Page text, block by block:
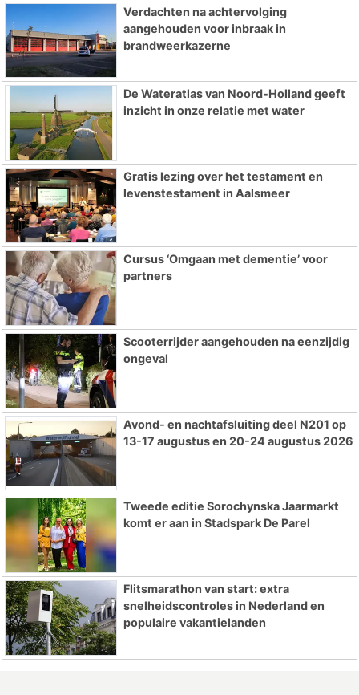
Verdachten na achtervolging
aangehouden voor inbraak in
brandweerkazerne
De Wateratlas van Noord-Holland geeft
inzicht in onze relatie met water
Gratis lezing over het testament en
levenstestament in Aalsmeer
Cursus ‘Omgaan met dementie’ voor
partners
Scooterrijder aangehouden na eenzijdig
ongeval
Avond- en nachtafsluiting deel N201 op
13-17 augustus en 20-24 augustus 2026
Tweede editie Sorochynska Jaarmarkt
komt er aan in Stadspark De Parel
Flitsmarathon van start: extra
snelheidscontroles in Nederland en
populaire vakantielanden